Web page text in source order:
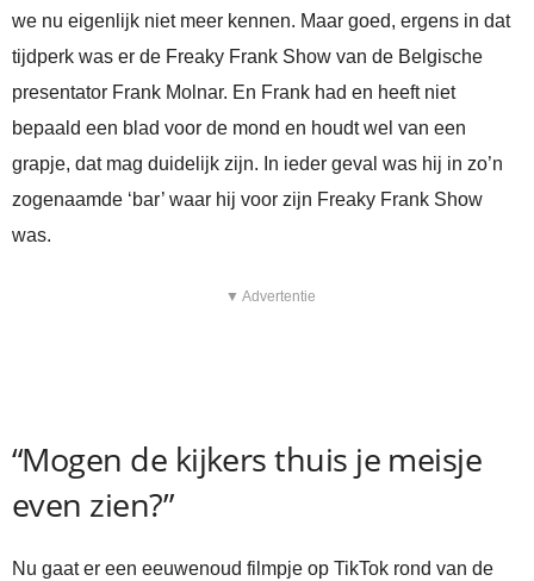
we nu eigenlijk niet meer kennen. Maar goed, ergens in dat
tijdperk was er de Freaky Frank Show van de Belgische
presentator Frank Molnar. En Frank had en heeft niet
bepaald een blad voor de mond en houdt wel van een
grapje, dat mag duidelijk zijn. In ieder geval was hij in zo’n
zogenaamde ‘bar’ waar hij voor zijn Freaky Frank Show
was.
▼ Advertentie
“Mogen de kijkers thuis je meisje
even zien?”
Nu gaat er een eeuwenoud filmpje op TikTok rond van de